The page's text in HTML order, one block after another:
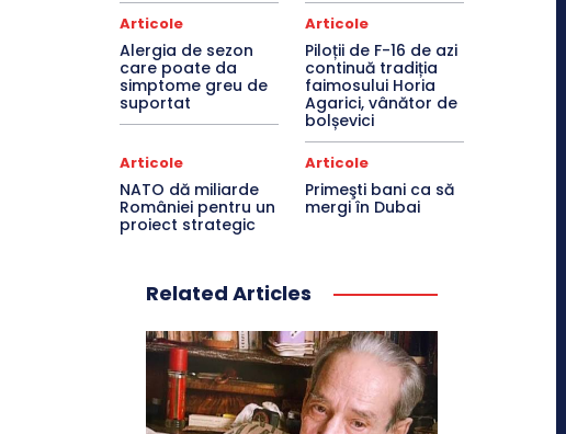
Articole
Alergia de sezon
care poate da
simptome greu de
suportat
Articole
Piloții de F-16 de azi
continuă tradiția
faimosului Horia
Agarici, vânător de
bolșevici
Articole
NATO dă miliarde
României pentru un
proiect strategic
Articole
Primeşti bani ca să
mergi în Dubai
Related Articles